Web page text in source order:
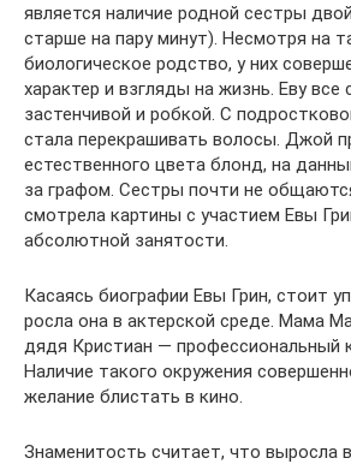
является наличие родной сестры
старше на пару минут). Несмотря на
биологическое родство, у них
характер и взгляды на жизнь. Еву все
застенчивой и робкой. С
стала перекрашивать волосы. Джой
естественного цвета блонд, на
за графом. Сестры почти не
смотрела картины с участием Евы
абсолютной занятости.
Касаясь биографии Евы Грин, стоит
росла она в актерской среде. Мама
дядя Кристиан — профессиональный
Наличие такого окружения
желание блистать в кино.
Знаменитость считает, что выросла в